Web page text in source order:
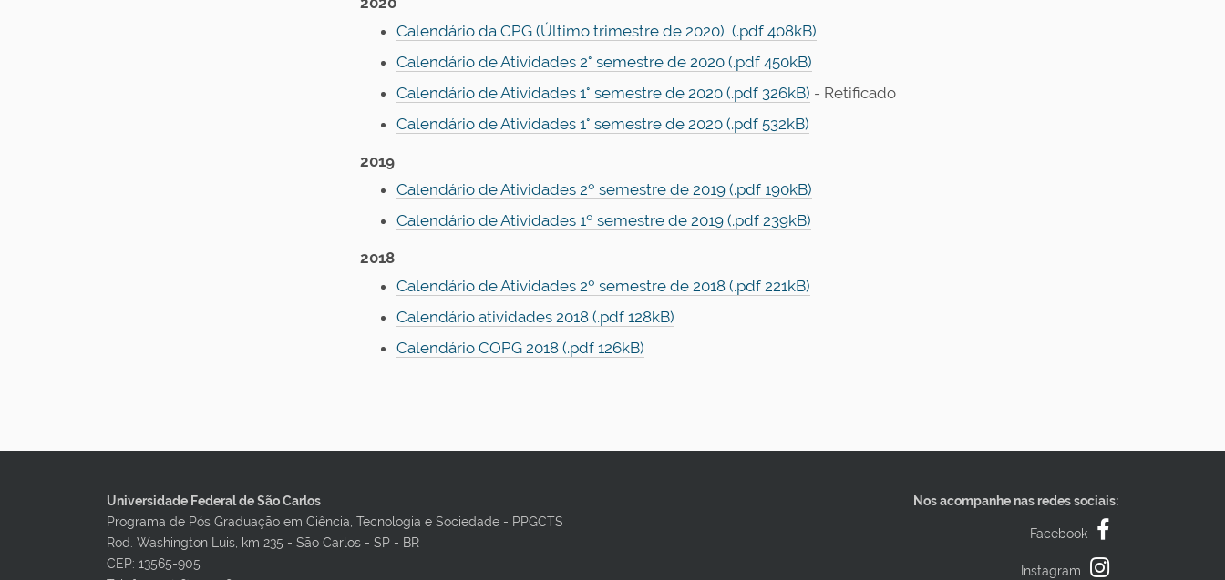
Calendário da CPG (Último trimestre de 2020) (.pdf 408kB)
Calendário de Atividades 2° semestre de 2020 (.pdf 450kB)
Calendário de Atividades 1° semestre de 2020 (.pdf 326kB) - Retificado
Calendário de Atividades 1° semestre de 2020 (.pdf 532kB)
2019
Calendário de Atividades 2º semestre de 2019 (.pdf 190kB)
Calendário de Atividades 1º semestre de 2019 (.pdf 239kB)
2018
Calendário de Atividades 2º semestre de 2018 (.pdf 221kB)
Calendário atividades 2018 (.pdf 128kB)
Calendário COPG 2018 (.pdf 126kB)
Universidade Federal de São Carlos
Programa de Pós Graduação em Ciência, Tecnologia e Sociedade - PPGCTS
Rod. Washington Luis, km 235 - São Carlos - SP - BR
CEP: 13565-905
Nos acompanhe nas redes sociais:
Facebook
Instagram